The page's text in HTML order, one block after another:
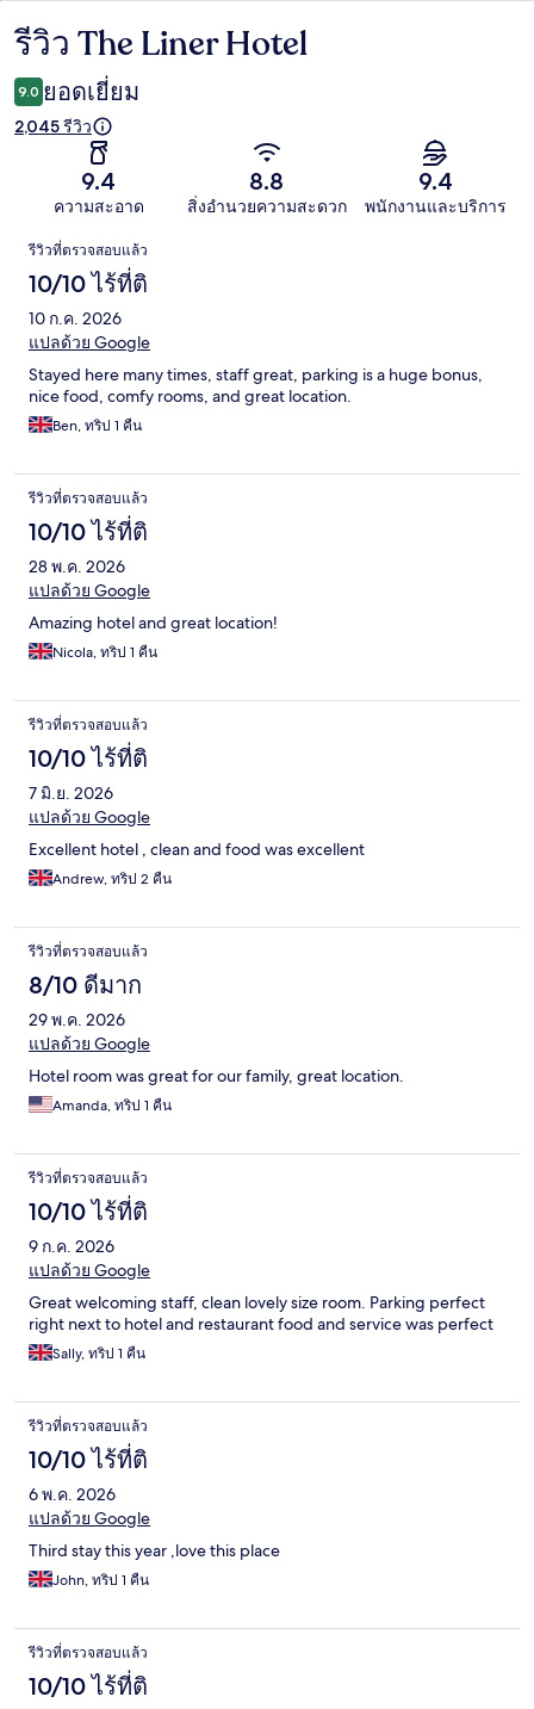
รีวิว
รีวิว The Liner Hotel
9.0 ยอดเยี่ยม
2,045 รีวิว
9.4
ความสะอาด
8.8
สิ่งอำนวยความสะดวก
9.4
พนักงานและบริการ
รีวิว
รีวิวที่ตรวจสอบแล้ว
10/10 ไร้ที่ติ
10 ก.ค. 2026
แปลด้วย Google
Stayed here many times, staff great, parking is a huge bonus,
nice food, comfy rooms, and great location.
Ben, ทริป 1 คืน
รีวิวที่ตรวจสอบแล้ว
10/10 ไร้ที่ติ
28 พ.ค. 2026
แปลด้วย Google
Amazing hotel and great location!
Nicola, ทริป 1 คืน
รีวิวที่ตรวจสอบแล้ว
10/10 ไร้ที่ติ
7 มิ.ย. 2026
แปลด้วย Google
Excellent hotel , clean and food was excellent
Andrew, ทริป 2 คืน
รีวิวที่ตรวจสอบแล้ว
8/10 ดีมาก
29 พ.ค. 2026
แปลด้วย Google
Hotel room was great for our family, great location.
Amanda, ทริป 1 คืน
รีวิวที่ตรวจสอบแล้ว
10/10 ไร้ที่ติ
9 ก.ค. 2026
แปลด้วย Google
Great welcoming staff, clean lovely size room. Parking perfect
right next to hotel and restaurant food and service was perfect
Sally, ทริป 1 คืน
รีวิวที่ตรวจสอบแล้ว
10/10 ไร้ที่ติ
6 พ.ค. 2026
แปลด้วย Google
Third stay this year ,love this place
John, ทริป 1 คืน
รีวิวที่ตรวจสอบแล้ว
10/10 ไร้ที่ติ